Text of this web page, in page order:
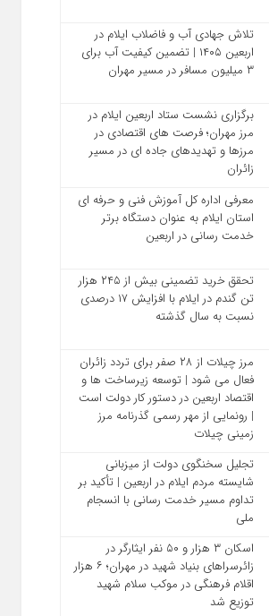
تلاش جهادی آب و فاضلاب ایلام در
اربعین ۱۴۰۵ | تضمین کیفیت آب برای
۳ میلیون مسافر در مسیر مهران
برگزاری نشست ستاد اربعین ایلام در
مرز مهران؛ فرصت‌ های اقتصادی در
مرزها و تهدیدهای جاده‌ ای در مسیر
زائران
معرفی اداره کل آموزش فنی و حرفه‌ ای
استان ایلام به‌ عنوان دستگاه برتر
خدمت‌ رسانی در اربعین
تحقق خرید تضمینی بیش از ۲۴۵ هزار
تن گندم در ایلام با افزایش ۱۷ درصدی
نسبت به سال گذشته
مرز چیلات از ۲۸ صفر برای تردد زائران
فعال می‌ شود | توسعه زیرساخت‌ ها و
اقتصاد اربعین در دستور کار دولت است
| رونمایی از مهر رسمی گذرنامه مرز
زمینی چیلات
تجلیل سخنگوی دولت از میزبانی
شایسته مردم ایلام در اربعین | تأکید بر
تداوم مسیر خدمت‌ رسانی با انسجام
ملی
اسکان ۳ هزار و ۵۰ نفر ایثارگر در
زائرسراهای بنیاد شهید در مهران؛ ۶ هزار
اقلام فرهنگی در موکب سلام شهید
توزیع شد